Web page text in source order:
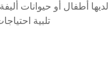
تلبية